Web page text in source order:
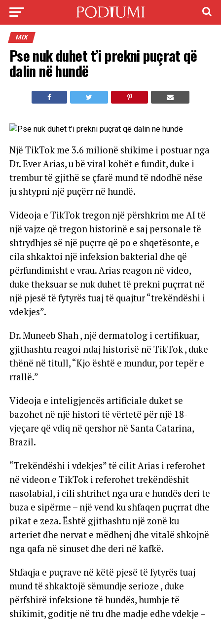
MIX
Pse nuk duhet t’i prekni puçrat që
dalin në hundë
Një TikTok me 3.6 milionë shikime i postuar nga
Dr. Ever Arias, u bë viral kohët e fundit, duke i
trembur të gjithë se çfarë mund të ndodhë nëse
ju shtypni një puçërr në hundë.
Videoja e TikTok tregon një përshkrim me AI të
një vajze që tregon historinë e saj personale të
shtrydhjes së një puçrre që po e shqetësonte, e
cila shkaktoi një infeksion bakterial dhe që
përfundimisht e vrau. Arias reagon në video,
duke theksuar se nuk duhet të prekni puçrrat në
një pjesë të fytyrës tuaj të quajtur “trekëndëshi i
vdekjes”.
Dr. Muneeb Shah , një dermatolog i certifikuar,
gjithashtu reagoi ndaj historisë në TikTok , duke
thënë në titull, “Kjo është e mundur, por tepër e
rrallë.”
Videoja e inteligjencës artificiale duket se
bazohet në një histori të vërtetë për një 18-
vjeçare që vdiq në qershor në Santa Catarina,
Brazil.
“Trekëndëshi i vdekjes” të cilit Arias i referohet
në videon e TikTok i referohet trekëndëshit
nasolabial, i cili shtrihet nga ura e hundës deri te
buza e sipërme – një vend ku shfaqen puçrrat dhe
pikat e zeza. Është gjithashtu një zonë ku
arteriet dhe nervat e mëdhenj dhe vitalë shkojnë
nga qafa në sinuset dhe deri në kafkë.
Shfaqja e puçrave në këtë pjesë të fytyrës tuaj
mund të shkaktojë sëmundje serioze , duke
përfshirë infeksione të hundës, humbje të
shikimit, goditje në tru dhe madje edhe vdekje –